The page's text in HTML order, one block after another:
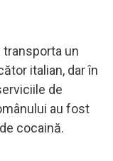
transporta un
italian, dar în
de
au fost
cocaină.